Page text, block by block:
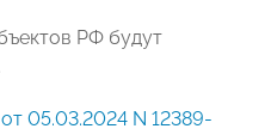
РФ будут
05.03.2024 N 12389-